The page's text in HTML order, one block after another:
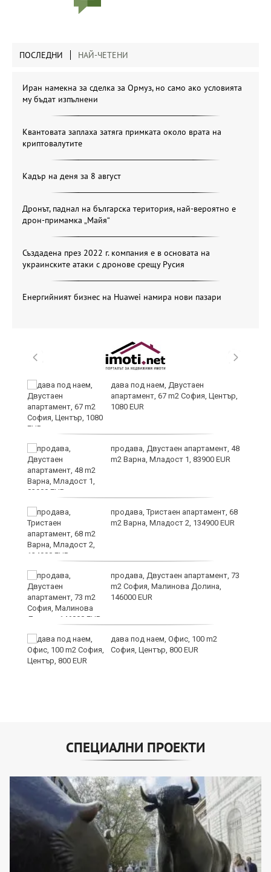
ПОСЛЕДНИ НАЙ-ЧЕТЕНИ
Иран намекна за сделка за Ормуз, но само ако условията
му бъдат изпълнени
Квантовата заплаха затяга примката около врата на
криптовалутите
Кадър на деня за 8 август
Дронът, паднал на българска територия, най-вероятно е
дрон-примамка „Майя“
Създадена през 2022 г. компания е в основата на
украинските атаки с дронове срещу Русия
Енергийният бизнес на Huawei намира нови пазари
дава под наем, Двустаен
апартамент, 67 m2 София, Център,
1080 EUR
продава, Двустаен апартамент, 48
m2 Варна, Младост 1, 83900 EUR
продава, Тристаен апартамент, 68
m2 Варна, Младост 2, 134900 EUR
продава, Двустаен апартамент, 73
m2 София, Малинова Долина,
146000 EUR
дава под наем, Офис, 100 m2
София, Център, 800 EUR
СПЕЦИАЛНИ ПРОЕКТИ